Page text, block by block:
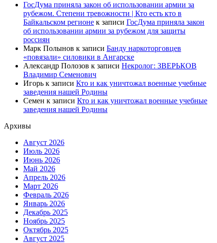
ГосДума приняла закон об использовании армии за
рубежом. Степени тревожности | Кто есть кто в
Байкальском регионе к записи ГосДума приняла закон
об использовании армии за рубежом для защиты
россиян
Марк Полынов к записи Банду наркоторговцев
«повязали» силовики в Ангарске
Александр Полозов к записи Некролог: ЗВЕРЬКОВ
Владимир Семенович
Игорь к записи Кто и как уничтожал военные учебные
заведения нашей Родины
Семен к записи Кто и как уничтожал военные учебные
заведения нашей Родины
Архивы
Август 2026
Июль 2026
Июнь 2026
Май 2026
Апрель 2026
Март 2026
Февраль 2026
Январь 2026
Декабрь 2025
Ноябрь 2025
Октябрь 2025
Август 2025